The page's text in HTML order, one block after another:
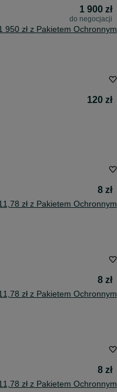
1 900 zł
do negocjacji
950 zł z Pakietem Ochronnym
120 zł
8 zł
zł z Pakietem Ochronnym
8 zł
zł z Pakietem Ochronnym
8 zł
zł z Pakietem Ochronnym